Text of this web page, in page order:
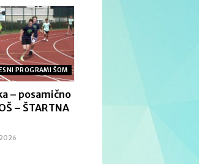
PROGRAMI ŠOM
– posamično
– ŠTARTNA